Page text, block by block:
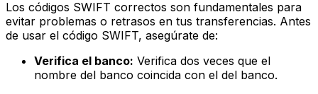
Los códigos SWIFT correctos son fundamentales para
evitar problemas o retrasos en tus transferencias. Antes
de usar el código SWIFT, asegúrate de:
Verifica el banco: Verifica dos veces que el
nombre del banco coincida con el del banco.